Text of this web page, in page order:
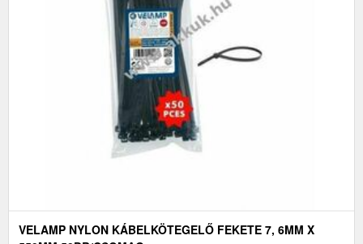
VELAMP NYLON KÁBELKÖTEGELŐ FEKETE 7, 6MM X